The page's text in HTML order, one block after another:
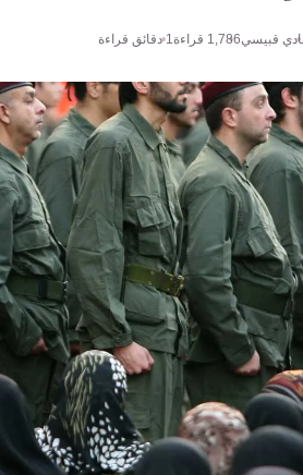
قبيسي1,786 قراءة1 دقائق قراءة